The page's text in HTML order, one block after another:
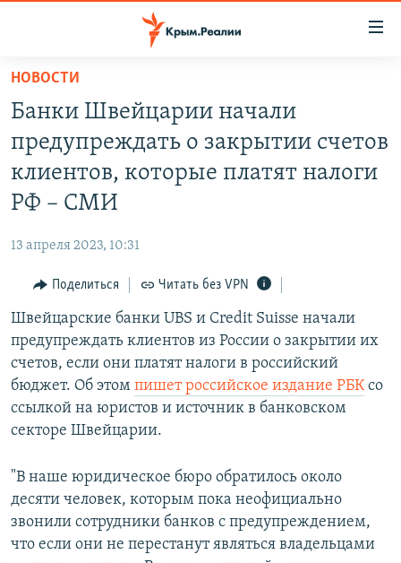
Вернуться
основному
содержанию
Вернутся
главной
Вернутся
поиску
КАРТА ВОЕННЫХ ОБЪЕКТОВ КРЫМА
ВОДА
ИСТОРИЯ
ИНТЕРАКТИВ
ИНФОГРАФИКА
ТЕЛЕПРОЕКТ КРЫМ.РЕАЛИИ
СОВЕТЫ ПРАВОЗАЩИТНИКОВ
ПРОПАВШИЕ БЕЗ ВЕСТИ
ПОБЕДИТЕЛЕЙ НЕ СУДЯТ?
ELIFBE
УКРАИНСКАЯ ПРОБЛЕМА КРЫМА
РАДІО СВОБОДА
КАК ОБОЙТИ БЛОКИРОВКУ
Українською
Qırımtatar
ПРИСОЕДИНЯЙТЕСЬ!
Все сайты RFE/RL
НОВОСТИ
Банки Швейцарии начали
предупреждать о закрытии счетов
клиентов, которые платят налоги
РФ – СМИ
13 апреля 2023, 10:31
Поделиться Читать без VPN
Швейцарские банки UBS и Сredit Suisse начали
предупреждать клиентов из России о закрытии их
счетов, если они платят налоги в российский
бюджет. Об этом пишет российское издание РБКсо
ссылкой на юристов и источник в банковском
секторе Швейцарии.
"В наше юридическое бюро обратилось около
десяти человек, которым пока неофициально
звонили сотрудники банков с предупреждением,
что если они не перестанут являться владельцами